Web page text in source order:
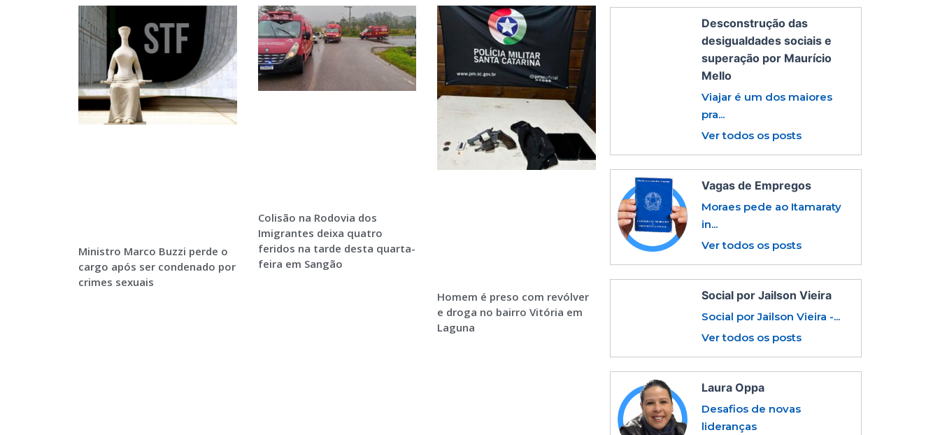
Ministro Marco Buzzi perde o
cargo após ser condenado por
crimes sexuais
Colisão na Rodovia dos
Imigrantes deixa quatro
feridos na tarde desta quarta-
feira em Sangão
Homem é preso com revólver
e droga no bairro Vitória em
Laguna
Desconstrução das
desigualdades sociais e
superação por Maurício
Mello
Viajar é um dos maiores
pra...
Ver todos os posts
Vagas de Empregos
Moraes pede ao Itamaraty
in...
Ver todos os posts
Social por Jailson Vieira
Social por Jailson Vieira -...
Ver todos os posts
Laura Oppa
Desafios de novas
lideranças